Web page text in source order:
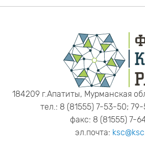
184209 г.Апатиты, Мурманская
тел.: 8 (81555) 7-53-50;
факс: 8 (81555) 7-
эл.почта: